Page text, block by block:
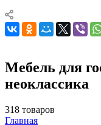
Мебель для
неоклассика